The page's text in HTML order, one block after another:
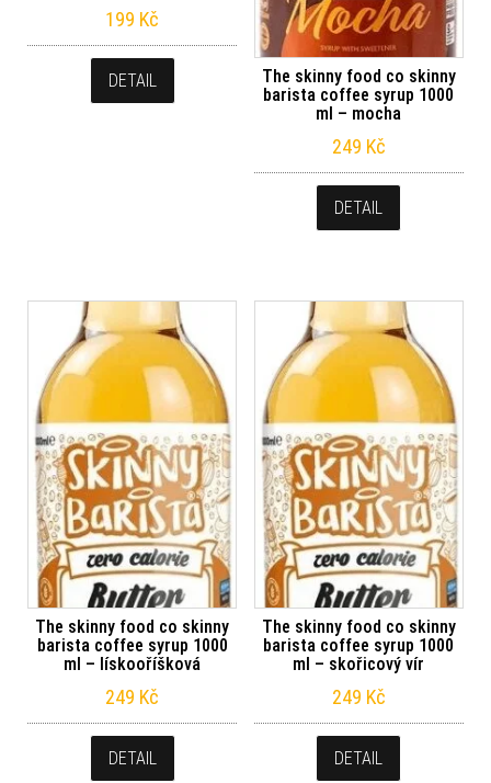
199 Kč
DETAIL
The skinny food co skinny
barista coffee syrup 1000
ml – mocha
249 Kč
DETAIL
The skinny food co skinny
barista coffee syrup 1000
ml – lískooříšková
249 Kč
DETAIL
The skinny food co skinny
barista coffee syrup 1000
ml – skořicový vír
249 Kč
DETAIL